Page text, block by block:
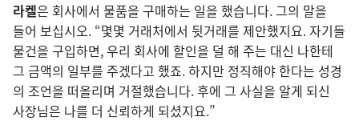
라켈은 회사에서 물품을 구매하는 일을 했습니다. 그의 말을
들어 보십시오. “몇몇 거래처에서 뒷거래를 제안했지요. 자기들
물건을 구입하면, 우리 회사에 할인을 덜 해 주는 대신 나한테
그 금액의 일부를 주겠다고 했죠. 하지만 정직해야 한다는 성경
의 조언을 떠올리며 거절했습니다. 후에 그 사실을 알게 되신
사장님은 나를 더 신뢰하게 되셨지요.”